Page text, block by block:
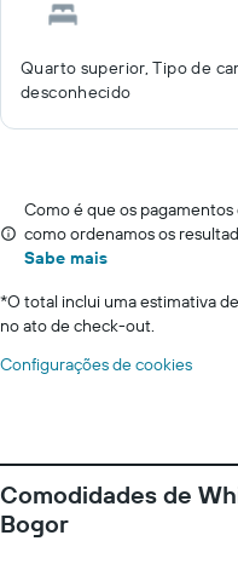
Quarto superior, Tipo de
desconhecido
Como é que os
como ordenamos os
Sabe mais
*O total inclui uma estimativa
no ato de check-out.
Configurações de cookies
Comodidades de
Bogor